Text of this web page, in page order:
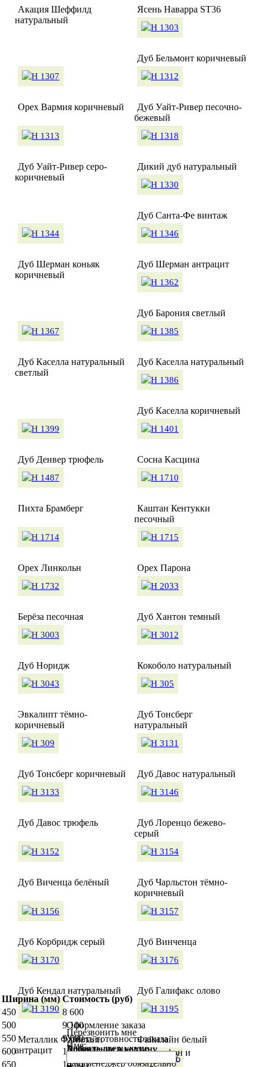
Ширина (мм) Стоимость (руб)
450
8 600
500
9 100
550
9 600
600
10 100
650
10 600
Акация Шеффилд
натуральный
Ясень Наварра ST36
Дуб Бельмонт коричневый
Орех Вармия коричневый
Дуб Уайт-Ривер песочно-
бежевый
Дуб Уайт-Ривер серо-
коричневый
Дикий дуб натуральный
Дуб Санта-Фе винтаж
Дуб Шерман коньяк
коричневый
Дуб Шерман антрацит
Дуб Барония светлый
Дуб Каселла натуральный
светлый
Дуб Каселла натуральный
Дуб Каселла коричневый
Дуб Денвер трюфель Сосна Касцина
Пихта Брамберг
Каштан Кентукки
песочный
Орех Линкольн Орех Парона
Берёза песочная Дуб Хантон темный
Дуб Норидж Кокоболо натуральный
Эвкалипт тёмно-
коричневый
Дуб Тонсберг
натуральный
Дуб Тонсберг коричневый Дуб Давос натуральный
Дуб Давос трюфель
Дуб Лоренцо бежево-
серый
Дуб Виченца белёный
Дуб Чарльстон тёмно-
коричневый
Дуб Корбридж серый Дуб Винченца
Дуб Кендал натуральный Дуб Галифакс олово
Металлик Файнлайн
антрацит
Файнлайн белый
Узнать готовность заказа
Чтобы узнать статус вашего
Перезвонить мне
Сообщите нам свой телефон и
наш менеджер обязательно
Заказать двери-купе
Добавление в корзину
Добавление в корзину
Оформление заказа
Имя: